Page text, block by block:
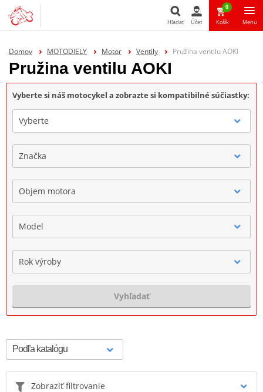
Hľadať
Hľadať Účet
0
Košík Menu
Domov MOTODIELY Motor Ventily Pružina ventilu AOKI
Pružina ventilu AOKI
Vyberte si náš motocykel a zobrazte si kompatibilné súčiastky:
Vyberte
Značka
Objem motora
Model
Rok výroby
Vyhľadať
Zobraziť filtrovanie